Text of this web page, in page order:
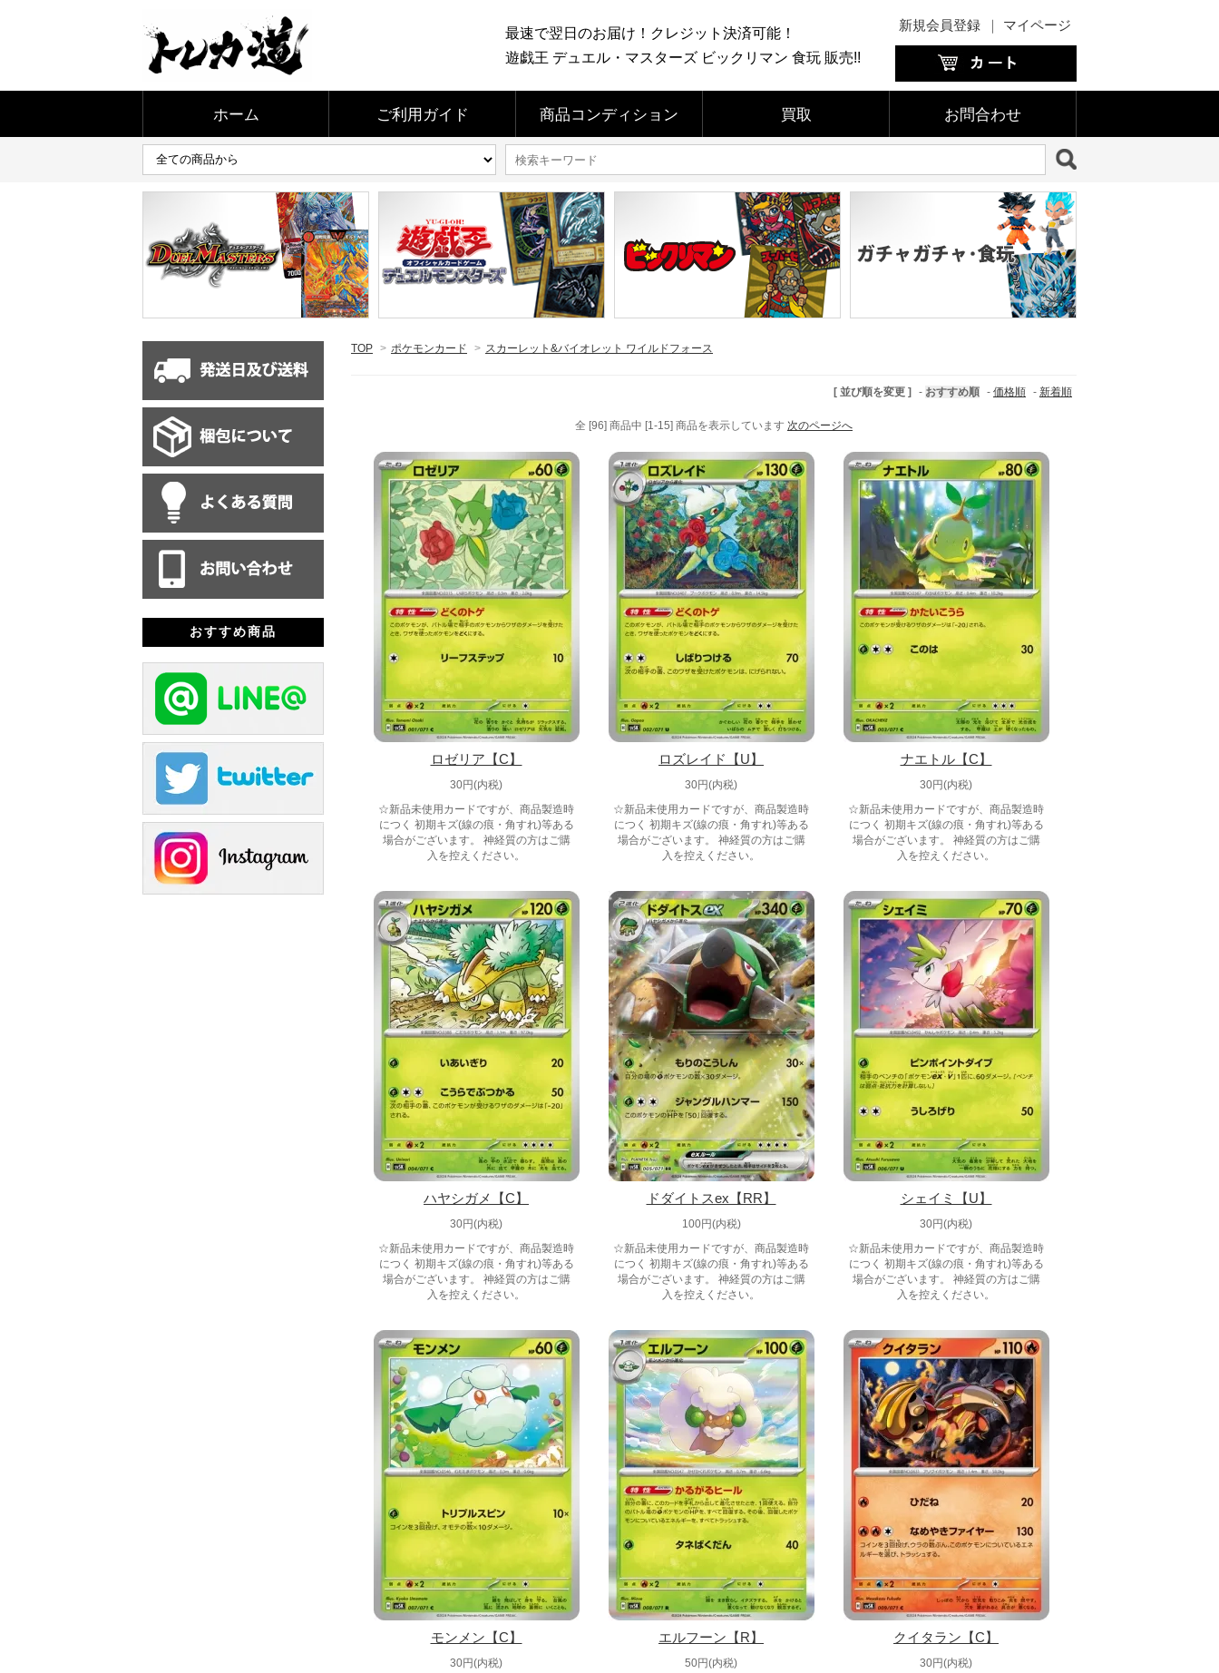
最速で翌日のお届け！クレジット決済可能！
遊戯王 デュエル・マスターズ ビックリマン 食玩 販売!!
新規会員登録 ｜ マイページ
ホーム ご利用ガイド 商品コンディション 買取 お問合わせ
TOP > ポケモンカード > スカーレット&バイオレット ワイルドフォース
[ 並び順を変更 ] - おすすめ順 - 価格順 - 新着順
全 [96] 商品中 [1-15] 商品を表示しています 次のページへ
ロゼリア【C】
30円(内税)
☆新品未使用カードですが、商品製造時
につく 初期キズ(線の痕・角すれ)等ある
場合がございます。 神経質の方はご購
入を控えください。
ロズレイド【U】
30円(内税)
☆新品未使用カードですが、商品製造時
につく 初期キズ(線の痕・角すれ)等ある
場合がございます。 神経質の方はご購
入を控えください。
ナエトル【C】
30円(内税)
☆新品未使用カードですが、商品製造時
につく 初期キズ(線の痕・角すれ)等ある
場合がございます。 神経質の方はご購
入を控えください。
ハヤシガメ【C】
30円(内税)
☆新品未使用カードですが、商品製造時
につく 初期キズ(線の痕・角すれ)等ある
場合がございます。 神経質の方はご購
入を控えください。
ドダイトスex【RR】
100円(内税)
☆新品未使用カードですが、商品製造時
につく 初期キズ(線の痕・角すれ)等ある
場合がございます。 神経質の方はご購
入を控えください。
シェイミ【U】
30円(内税)
☆新品未使用カードですが、商品製造時
につく 初期キズ(線の痕・角すれ)等ある
場合がございます。 神経質の方はご購
入を控えください。
モンメン【C】
30円(内税)
エルフーン【R】
50円(内税)
クイタラン【C】
30円(内税)
おすすめ商品